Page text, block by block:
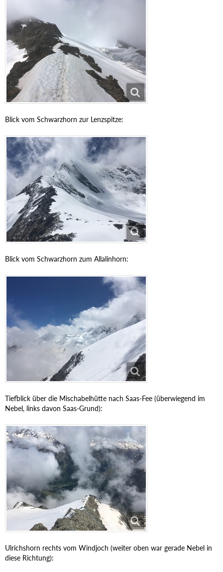
Blick vom Schwarzhorn zur Lenzspitze:
Blick vom Schwarzhorn zum Allalinhorn:
Tiefblick über die Mischabelhütte nach Saas-Fee (überwiegend im
Nebel, links davon Saas-Grund):
Ulrichshorn rechts vom Windjoch (weiter oben war gerade Nebel in
diese Richtung):